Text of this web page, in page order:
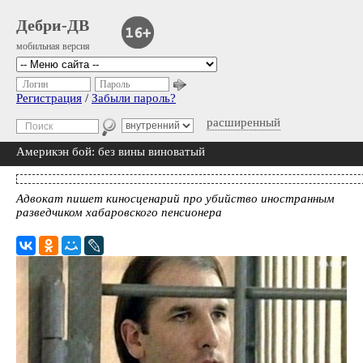
Дебри-ДВ
мобильная версия
расширенный
Логин Пароль
Регистрация / Забыли пароль?
Америкэн бой: без вины виноватый
Адвокат пишет киносценарий про убийство иностранным
разведчиком хабаровского пенсионера